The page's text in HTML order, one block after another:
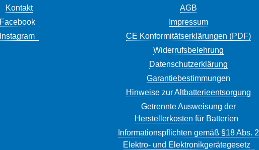
Kontakt
Facebook
Instagram
AGB
Impressum
CE Konformitätserklärungen (PDF)
Widerrufsbelehrung
Datenschutzerklärung
Garantiebestimmungen
Hinweise zur Altbatterieentsorgung
Getrennte Ausweisung der
Herstellerkosten für Batterien
Informationspflichten gemäß §18 Abs. 2
Elektro- und Elektronikgerätegesetz